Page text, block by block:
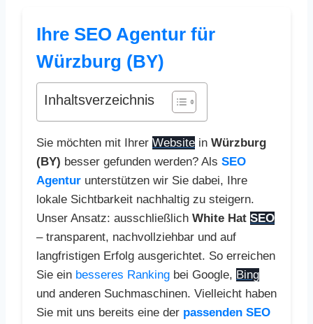
Ihre SEO Agentur für
Würzburg (BY)
Inhaltsverzeichnis
Sie möchten mit Ihrer Website in Würzburg
(BY) besser gefunden werden? Als SEO
Agentur unterstützen wir Sie dabei, Ihre
lokale Sichtbarkeit nachhaltig zu steigern.
Unser Ansatz: ausschließlich White Hat SEO
– transparent, nachvollziehbar und auf
langfristigen Erfolg ausgerichtet. So erreichen
Sie ein besseres Ranking bei Google, Bing
und anderen Suchmaschinen. Vielleicht haben
Sie mit uns bereits eine der passenden SEO